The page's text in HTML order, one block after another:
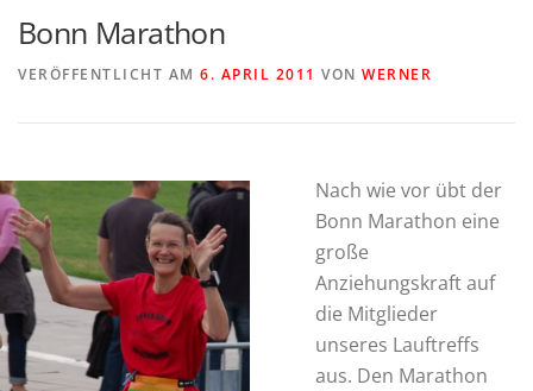
Bonn Marathon
VERÖFFENTLICHT AM 6. APRIL 2011 VON WERNER
Nach wie vor übt der
Bonn Marathon eine
große
Anziehungskraft auf
die Mitglieder
unseres Lauftreffs
aus. Den Marathon